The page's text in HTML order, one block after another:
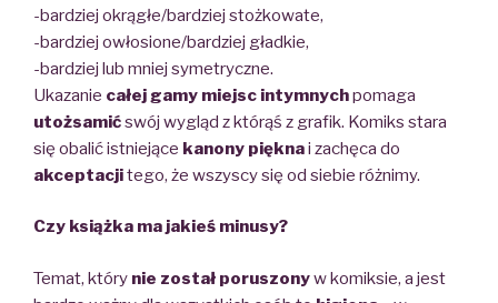
-bardziej okrągłe/bardziej stożkowate,
-bardziej owłosione/bardziej gładkie,
-bardziej lub mniej symetryczne.
Ukazanie całej gamy miejsc intymnychpomaga
utożsamićswój wygląd z którąś z grafik. Komiks stara
się obalić istniejące kanony pięknai zachęca do
akceptacjitego, że wszyscy się od siebie różnimy.
Czy książka ma jakieś minusy?
Temat, który nie został poruszonyw komiksie, a jest